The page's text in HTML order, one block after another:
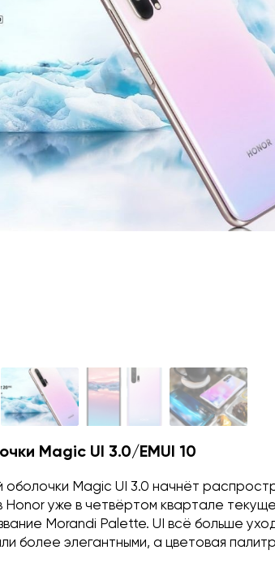
Magic UI 3.0/EMUI 10
Magic UI 3.0 начнёт
уже в четвёртом квартале
Morandi Palette. UI всё больше
более элегантными, а цветовая